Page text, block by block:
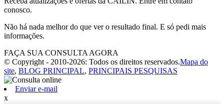
conosco.
Não há nada melhor do que ver o resultado final. E só pedi mais
informações.
FAÇA SUA CONSULTA AGORA
© Copyright - 2010-2026: Todos os direitos reservados.Mapa do
site, BLOG PRINCIPAL, PRINCIPAIS PESQUISAS
Enviar e-mail
x